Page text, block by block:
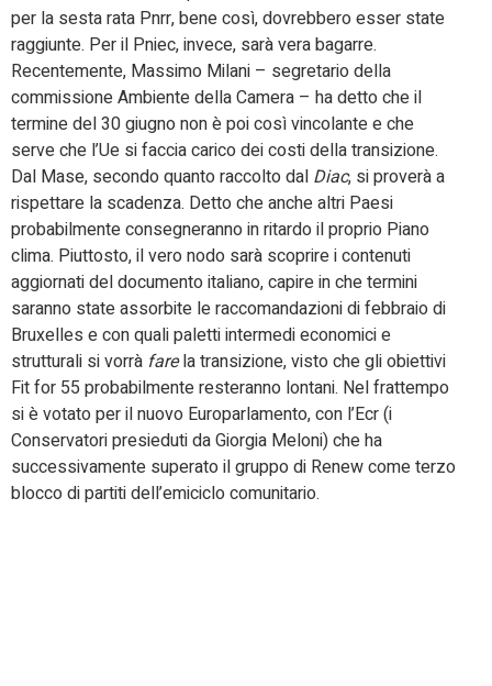
per la sesta rata Pnrr, bene così, dovrebbero esser state
raggiunte. Per il Pniec, invece, sarà vera bagarre.
Recentemente, Massimo Milani – segretario della
commissione Ambiente della Camera – ha detto che il
termine del 30 giugno non è poi così vincolante e che
serve che l’Ue si faccia carico dei costi della transizione.
Dal Mase, secondo quanto raccolto dal Diac, si proverà a
rispettare la scadenza. Detto che anche altri Paesi
probabilmente consegneranno in ritardo il proprio Piano
clima. Piuttosto, il vero nodo sarà scoprire i contenuti
aggiornati del documento italiano, capire in che termini
saranno state assorbite le raccomandazioni di febbraio di
Bruxelles e con quali paletti intermedi economici e
strutturali si vorrà farela transizione, visto che gli obiettivi
Fit for 55 probabilmente resteranno lontani. Nel frattempo
si è votato per il nuovo Europarlamento, con l’Ecr (i
Conservatori presieduti da Giorgia Meloni) che ha
successivamente superato il gruppo di Renew come terzo
blocco di partiti dell’emiciclo comunitario.